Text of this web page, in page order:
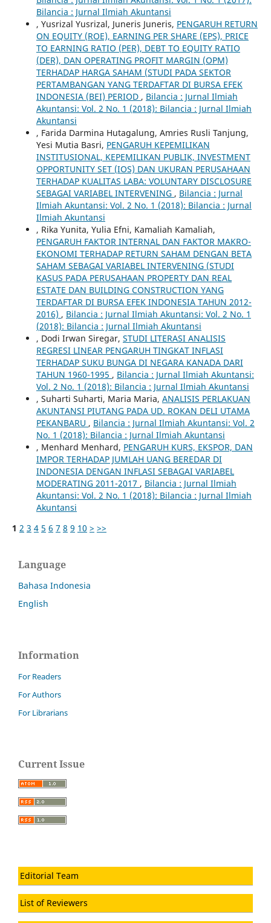
Bilancia : Jurnal Ilmiah Akuntansi
, Yusrizal Yusrizal, Juneris Juneris, PENGARUH RETURN
ON EQUITY (ROE), EARNING PER SHARE (EPS), PRICE
TO EARNING RATIO (PER), DEBT TO EQUITY RATIO
(DER), DAN OPERATING PROFIT MARGIN (OPM)
TERHADAP HARGA SAHAM (STUDI PADA SEKTOR
PERTAMBANGAN YANG TERDAFTAR DI BURSA EFEK
INDONESIA (BEI) PERIOD , Bilancia : Jurnal Ilmiah
Akuntansi: Vol. 2 No. 1 (2018): Bilancia : Jurnal Ilmiah
Akuntansi
, Farida Darmina Hutagalung, Amries Rusli Tanjung,
Yesi Mutia Basri, PENGARUH KEPEMILIKAN
INSTITUSIONAL, KEPEMILIKAN PUBLIK, INVESTMENT
OPPORTUNITY SET (IOS) DAN UKURAN PERUSAHAAN
TERHADAP KUALITAS LABA: VOLUNTARY DISCLOSURE
SEBAGAI VARIABEL INTERVENING , Bilancia : Jurnal
Ilmiah Akuntansi: Vol. 2 No. 1 (2018): Bilancia : Jurnal
Ilmiah Akuntansi
, Rika Yunita, Yulia Efni, Kamaliah Kamaliah,
PENGARUH FAKTOR INTERNAL DAN FAKTOR MAKRO-
EKONOMI TERHADAP RETURN SAHAM DENGAN BETA
SAHAM SEBAGAI VARIABEL INTERVENING (STUDI
KASUS PADA PERUSAHAAN PROPERTY DAN REAL
ESTATE DAN BUILDING CONSTRUCTION YANG
TERDAFTAR DI BURSA EFEK INDONESIA TAHUN 2012-
2016) , Bilancia : Jurnal Ilmiah Akuntansi: Vol. 2 No. 1
(2018): Bilancia : Jurnal Ilmiah Akuntansi
, Dodi Irwan Siregar, STUDI LITERASI ANALISIS
REGRESI LINEAR PENGARUH TINGKAT INFLASI
TERHADAP SUKU BUNGA DI NEGARA KANADA DARI
TAHUN 1960-1995 , Bilancia : Jurnal Ilmiah Akuntansi:
Vol. 2 No. 1 (2018): Bilancia : Jurnal Ilmiah Akuntansi
, Suharti Suharti, Maria Maria, ANALISIS PERLAKUAN
AKUNTANSI PIUTANG PADA UD. ROKAN DELI UTAMA
PEKANBARU , Bilancia : Jurnal Ilmiah Akuntansi: Vol. 2
No. 1 (2018): Bilancia : Jurnal Ilmiah Akuntansi
, Menhard Menhard, PENGARUH KURS, EKSPOR, DAN
IMPOR TERHADAP JUMLAH UANG BEREDAR DI
INDONESIA DENGAN INFLASI SEBAGAI VARIABEL
MODERATING 2011-2017 , Bilancia : Jurnal Ilmiah
Akuntansi: Vol. 2 No. 1 (2018): Bilancia : Jurnal Ilmiah
Akuntansi
1 2 3 4 5 6 7 8 9 10 > >>
Language
Bahasa Indonesia
English
Information
For Readers
For Authors
For Librarians
Current Issue
Editorial Team
List of Reviewers